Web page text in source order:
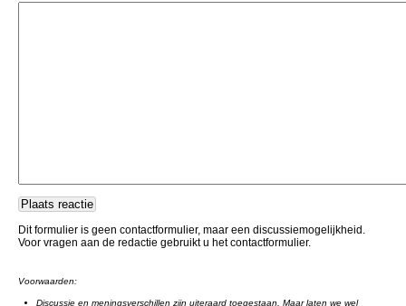
Dit formulier is geen contactformulier, maar een discussiemogelijkheid.
Voor vragen aan de redactie gebruikt u het contactformulier.
Voorwaarden:
Discussie en meningsverschillen zijn uiteraard toegestaan. Maar laten we wel